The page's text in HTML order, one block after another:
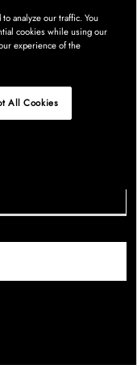
– suoraan
analyze our traffic. You
cookies while using our
experience of the
All Cookies